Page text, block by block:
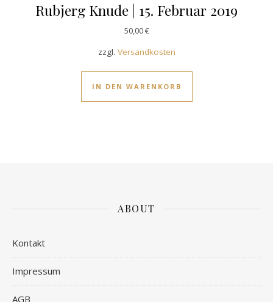
Rubjerg Knude | 15. Februar 2019
50,00€
zzgl. Versandkosten
IN DEN WARENKORB
ABOUT
Kontakt
Impressum
AGB